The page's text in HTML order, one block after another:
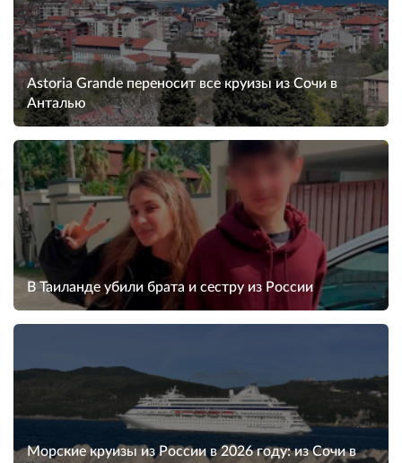
Astoria Grande переносит все круизы из Сочи в
Анталью
В Таиланде убили брата и сестру из России
Морские круизы из России в 2026 году: из Сочи в